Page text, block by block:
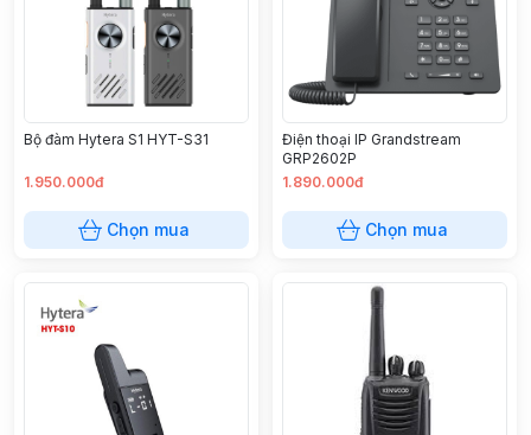
Bộ đàm Hytera S1 HYT-S31
1.950.000đ
Chọn mua
Điện thoại IP Grandstream
GRP2602P
1.890.000đ
Chọn mua